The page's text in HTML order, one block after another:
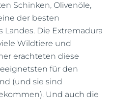
Schinken, Olivenöle,
der besten
Landes. Die Extremadura
Wildtiere und
erachteten diese
für den
(und sie sind
Und auch die